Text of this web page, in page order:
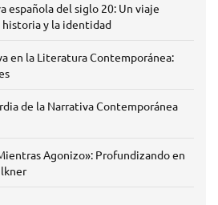
española del siglo 20: Un viaje
y la identidad
en la Literatura Contemporánea:
de la Narrativa Contemporánea
Agonizo»: Profundizando en